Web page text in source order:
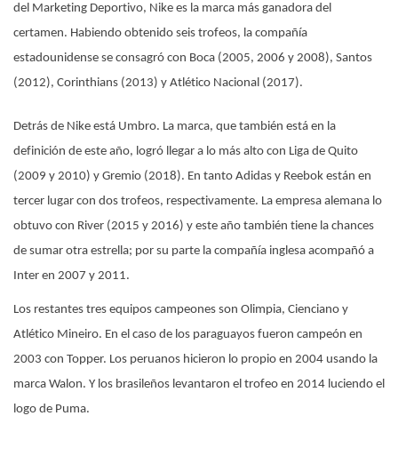
del Marketing Deportivo, Nike es la marca más ganadora del
certamen. Habiendo obtenido seis trofeos, la compañía
estadounidense se consagró con Boca (2005, 2006 y 2008), Santos
(2012), Corinthians (2013) y Atlético Nacional (2017).
Detrás de Nike está Umbro. La marca, que también está en la
definición de este año, logró llegar a lo más alto con Liga de Quito
(2009 y 2010) y Gremio (2018). En tanto Adidas y Reebok están en
tercer lugar con dos trofeos, respectivamente. La empresa alemana lo
obtuvo con River (2015 y 2016) y este año también tiene la chances
de sumar otra estrella; por su parte la compañía inglesa acompañó a
Inter en 2007 y 2011.
Los restantes tres equipos campeones son Olimpia, Cienciano y
Atlético Mineiro. En el caso de los paraguayos fueron campeón en
2003 con Topper. Los peruanos hicieron lo propio en 2004 usando la
marca Walon. Y los brasileños levantaron el trofeo en 2014 luciendo el
logo de Puma.